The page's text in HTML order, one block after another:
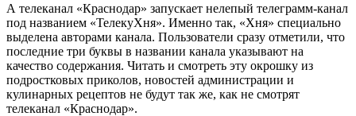
А телеканал «Краснодар» запускает нелепый телеграмм-канал
под названием «ТелекуХня». Именно так, «Хня» специально
выделена авторами канала. Пользователи сразу отметили, что
последние три буквы в названии канала указывают на
качество содержания. Читать и смотреть эту окрошку из
подростковых приколов, новостей администрации и
кулинарных рецептов не будут так же, как не смотрят
телеканал «Краснодар».